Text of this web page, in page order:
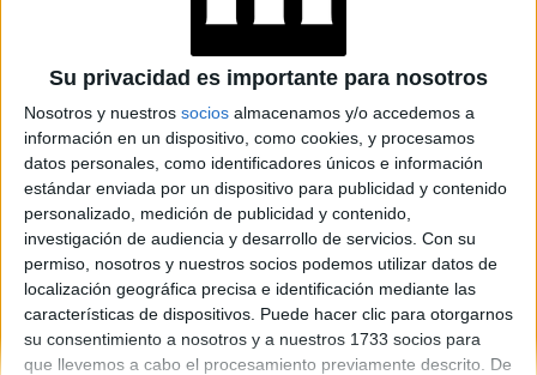
Su privacidad es importante para nosotros
Nosotros y nuestros socios almacenamos y/o accedemos a
información en un dispositivo, como cookies, y procesamos
datos personales, como identificadores únicos e información
estándar enviada por un dispositivo para publicidad y contenido
personalizado, medición de publicidad y contenido,
investigación de audiencia y desarrollo de servicios. Con su
permiso, nosotros y nuestros socios podemos utilizar datos de
localización geográfica precisa e identificación mediante las
características de dispositivos. Puede hacer clic para otorgarnos
su consentimiento a nosotros y a nuestros 1733 socios para
que llevemos a cabo el procesamiento previamente descrito. De
Caras Noticias
Weekend Parabrisas
Look
Luz Mía Lunateen Break BATimes
© Perfil.com 2006-2019 - Todos los derechos reservados
Registro de Propiedad Intelectual: Nro. 5346433